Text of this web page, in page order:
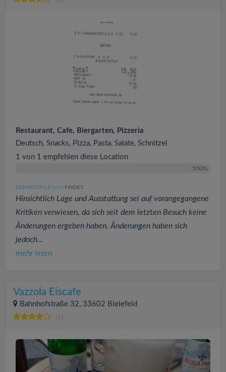
Restaurant, Cafe, Biergarten, Pizzeria
Deutsch, Snacks, Pizza, Pasta, Salate, Schnitzel
1 von 1 empfehlen diese Location
100%
DERWESTFALE (139 ) FINDET:
Hinsichtlich Lage und Ausstattung sei auf vorangegangene
Kritiken verwiesen, da sich seit dem letzten Besuch keine
Änderungen ergeben haben. Änderungen haben sich
jedoch...
mehr lesen
Vazzola Eiscafe
Bahnhofstraße 32, 33602 Bielefeld